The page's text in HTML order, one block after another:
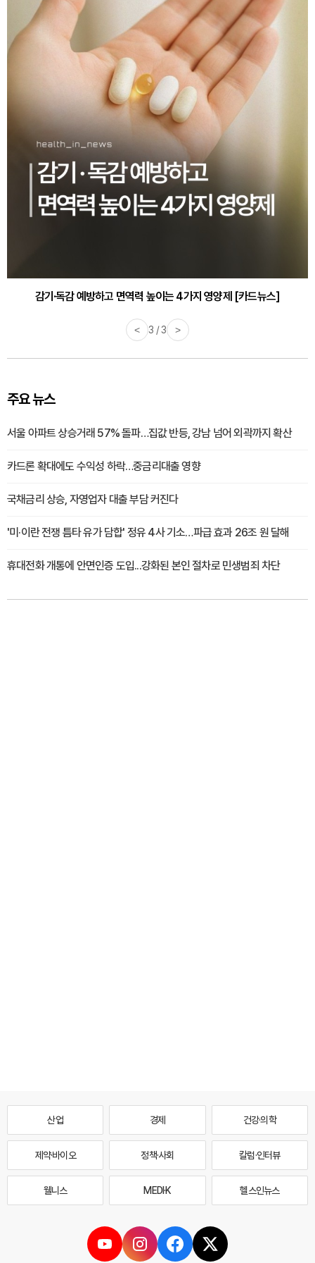
감기·독감 예방하고 면역력 높이는 4가지 영양제 [카드뉴스]
< 3 / 3 >
주요 뉴스
서울 아파트 상승거래 57% 돌파…집값 반등, 강남 넘어 외곽까지 확산
카드론 확대에도 수익성 하락…중금리대출 영향
국채금리 상승, 자영업자 대출 부담 커진다
'미·이란 전쟁 틈타 유가 담합' 정유 4사 기소…파급 효과 26조 원 달해
휴대전화 개통에 안면인증 도입...강화된 본인 절차로 민생범죄 차단
산업 경제 건강·의학
제약·바이오 정책·사회 칼럼·인터뷰
웰니스 MEDI·K 헬스인뉴스